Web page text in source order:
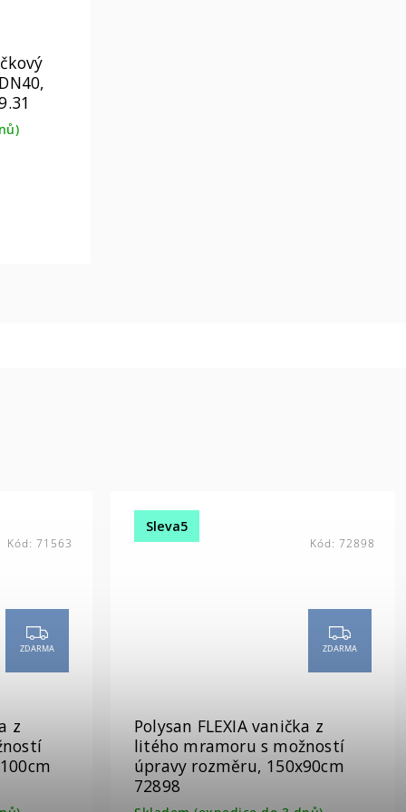
ZDARMA
z
Kód: 71563
Sleva5
ZDARMA
Polysan FLEXIA vanička z
litého mramoru s možností
úpravy rozměru, 150x90cm
72898
Kód: 72898